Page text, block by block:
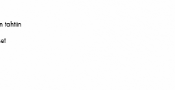
tahtiin